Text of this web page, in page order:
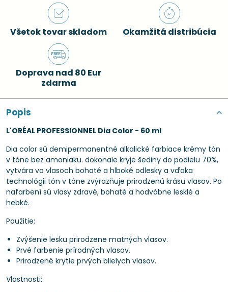
Všetok tovar skladom Okamžitá distribúcia
Doprava nad 80 Eur
zdarma
Popis
L'ORÉAL PROFESSIONNEL Dia Color - 60 ml
Dia color sú demipermanentné alkalické farbiace krémy tón
v tóne bez amoniaku. dokonale kryje šediny do podielu 70%,
vytvára vo vlasoch bohaté a hlboké odlesky a vďaka
technológii tón v tóne zvýrazňuje prirodzenú krásu vlasov. Po
nafarbení sú vlasy zdravé, bohaté a hodvábne lesklé a
hebké.
Použitie:
Zvýšenie lesku prirodzene matných vlasov.
Prvé farbenie prírodných vlasov.
Prirodzené krytie prvých blielych vlasov.
Vlastnosti: